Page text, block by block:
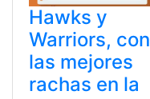
Hawks y
Warriors, con
las mejores
rachas en la